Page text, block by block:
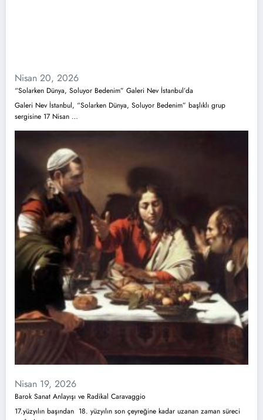
Nisan 20, 2026
“Solarken Dünya, Soluyor Bedenim” Galeri Nev İstanbul’da
Galeri Nev İstanbul, “Solarken Dünya, Soluyor Bedenim” başlıklı grup
sergisine 17 Nisan …
Nisan 19, 2026
Barok Sanat Anlayışı ve Radikal Caravaggio
17.yüzyılın başından 18. yüzyılın son çeyreğine kadar uzanan zaman süreci